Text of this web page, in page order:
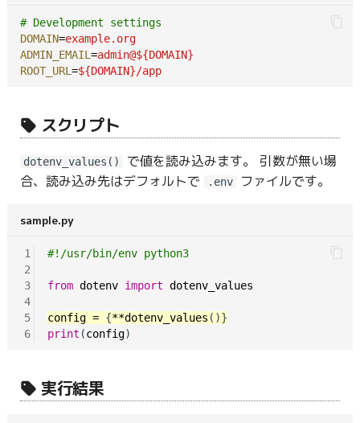
# Development settings
DOMAIN=example.org
ADMIN_EMAIL =admin@${DOMAIN}
ROOT_URL =${DOMAIN}/app
スクリプト
dotenv_values()
で値を読み込みます。 引数が無い場
合、読み込み先はデフォルトで
.env ファイルです。
sample.py
1
2
3
4
5
6
#!/usr/bin/env python3
from dotenv import dotenv_values
config = {**dotenv_values
print (config
実行結果